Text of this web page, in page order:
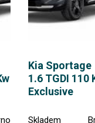
Kia Sportage
1.6 TGDI 110
Exclusive
Skladem